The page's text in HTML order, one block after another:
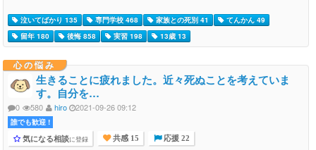
泣いてばかり 135 専門学校 468 家族との死別 41
てんかん 49
留年 180
後悔 858 実習 198 13歳 13
心の悩み
生きることに疲れました。近々死ぬことを考えていま
す。自分を…
0 580 hiro 2021-09-26 09:12
誰でも歓迎 !
気になる相談に登録 共感 15 応援 22